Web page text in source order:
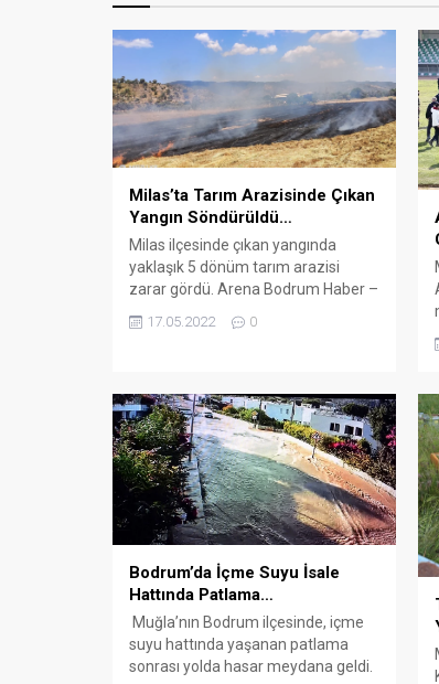
Milas’ta Tarım Arazisinde Çıkan
Yangın Söndürüldü…
Milas ilçesinde çıkan yangında
yaklaşık 5 dönüm tarım arazisi
zarar gördü. Arena Bodrum Haber –
arazisinde henüz belirlenemeyen
Amirliği ekipleri bölgeye gelerek
yangına müdahale etti. Ekiplerin
çalışmasıyla söndürülen yangında
yaklaşık 5 dönüm tarım arazisi
zarar gördü. Yangının bölgede...
17.05.2022 0
Bodrum’da İçme Suyu İsale
Hattında Patlama…
Muğla’nın Bodrum ilçesinde, içme
suyu hattında yaşanan patlama
sonrası yolda hasar meydana geldi.